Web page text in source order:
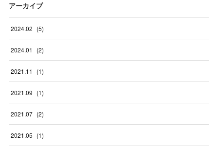
アーカイブ
2024.02 (5)
2024.01 (2)
2021.11 (1)
2021.09 (1)
2021.07 (2)
2021.05 (1)